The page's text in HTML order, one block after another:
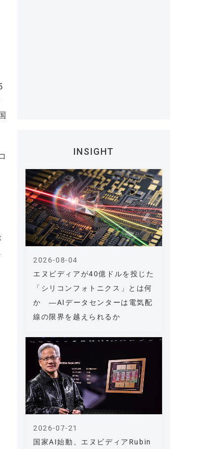
INSIGHT
エヌビディアが40億ドルを投じた
「シリコンフォトニクス」とは何
か ―AIデータセンターは電気配
線の限界を越えられるか
2026-08-04
国家AI始動、エヌビディアRubin
2026-07-21